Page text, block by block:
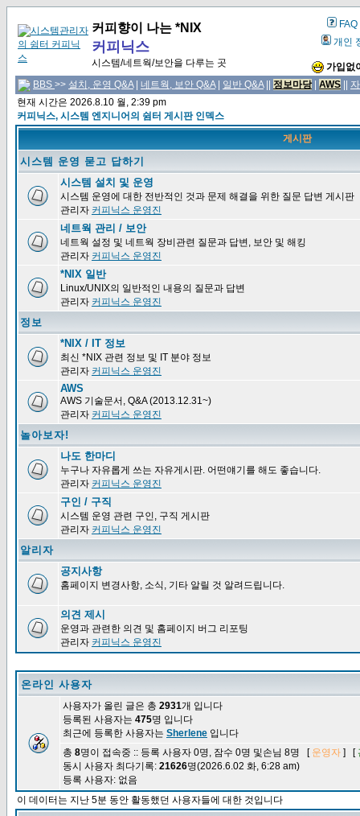
커피향이 나는 *NIX
커피닉스
시스템/네트웍/보안을 다루는 곳
FAQ
개인
가입없
BBS >> 설치, 운영 Q&A| 네트웍, 보안 Q&A| 일반 Q&A|| 정보마당| AWS
현재 시간은 2026.8.10 월, 2:39 pm
커피닉스, 시스템 엔지니어의 쉼터 게시판 인덱스
게시판
시스템 운영 묻고 답하기
시스템 설치 및 운영
시스템 운영에 대한 전반적인 것과 문제 해결을 위한 질문 답변 게시판
관리자 커피닉스 운영진
네트웍 관리 / 보안
네트웍 설정 및 네트웍 장비관련 질문과 답변, 보안 및 해킹
관리자 커피닉스 운영진
*NIX 일반
Linux/UNIX의 일반적인 내용의 질문과 답변
관리자 커피닉스 운영진
정보
*NIX / IT 정보
최신 *NIX 관련 정보 및 IT 분야 정보
관리자 커피닉스 운영진
AWS
AWS 기술문서, Q&A (2013.12.31~)
관리자 커피닉스 운영진
놀아보자!
나도 한마디
누구나 자유롭게 쓰는 자유게시판. 어떤얘기를 해도 좋습니다.
관리자 커피닉스 운영진
구인 / 구직
시스템 운영 관련 구인, 구직 게시판
관리자 커피닉스 운영진
알리자
공지사항
홈페이지 변경사항, 소식, 기타 알릴 것 알려드립니다.
의견 제시
운영과 관련한 의견 및 홈페이지 버그 리포팅
관리자 커피닉스 운영진
온라인 사용자
사용자가 올린 글은 총 2931개 입니다
등록된 사용자는 475명 입니다
최근에 등록한 사용자는 Sherlene 입니다
총 8명이 접속중 :: 등록 사용자 0명, 잠수 0명 및손님 8명 [ 운영자 ] [
동시 사용자 최다기록: 21626명(2026.6.02 화, 6:28 am)
등록 사용자: 없음
이 데이터는 지난 5분 동안 활동했던 사용자들에 대한 것입니다